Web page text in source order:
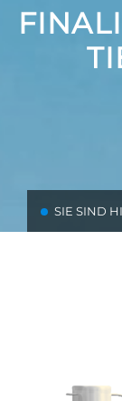
SANIEREN
SIE SIND